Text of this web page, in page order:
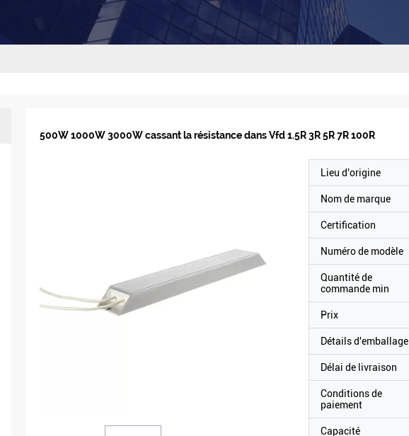
500W 1000W 3000W cassant la résistance dans Vfd 1.5R 3R 5R 7R 100R
Lieu d'origine
Nom de marque
Certification
Numéro de modèle
Quantité de
commande min
Prix
Détails d'emballage
Délai de livraison
Conditions de
paiement
Capacité